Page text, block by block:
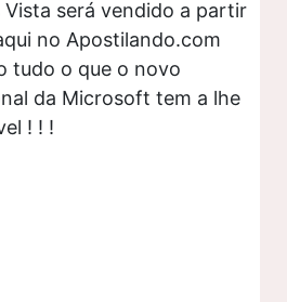
será vendido a partir
no Apostilando.com
tudo o que o novo
da Microsoft tem a lhe
! ! !